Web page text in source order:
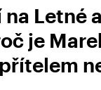
na Letné
je